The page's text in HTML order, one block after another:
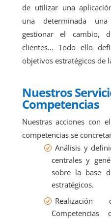
de utilizar una
una determinada
gestionar el cambio,
clientes… Todo ello
objetivos estratégicos de
Nuestros
Competencias
Nuestras acciones con
competencias se
Análisis y
centrales y
sobre la base
estratégicos.